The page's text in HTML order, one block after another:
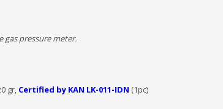
gas pressure meter.
gr, Certified by KAN LK-011-IDN (1pc)